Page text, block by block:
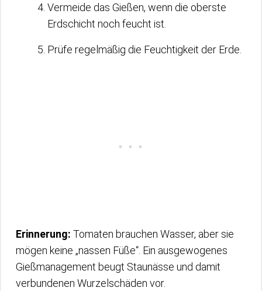
Vermeide das Gießen, wenn die oberste
Erdschicht noch feucht ist.
Prüfe regelmäßig die Feuchtigkeit der Erde.
Erinnerung: Tomaten brauchen Wasser, aber sie
mögen keine „nassen Füße“. Ein ausgewogenes
Gießmanagement beugt Staunässe und damit
verbundenen Wurzelschäden vor.